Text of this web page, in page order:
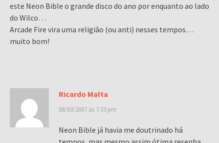
este Neon Bible o grande disco do ano por enquanto ao lado
do Wilco…
Arcade Fire vira uma religião (ou anti) nesses tempos…
muito bom!
Ricardo Malta
08/03/2007 às 7:33 pm
Neon Bible já havia me doutrinado há